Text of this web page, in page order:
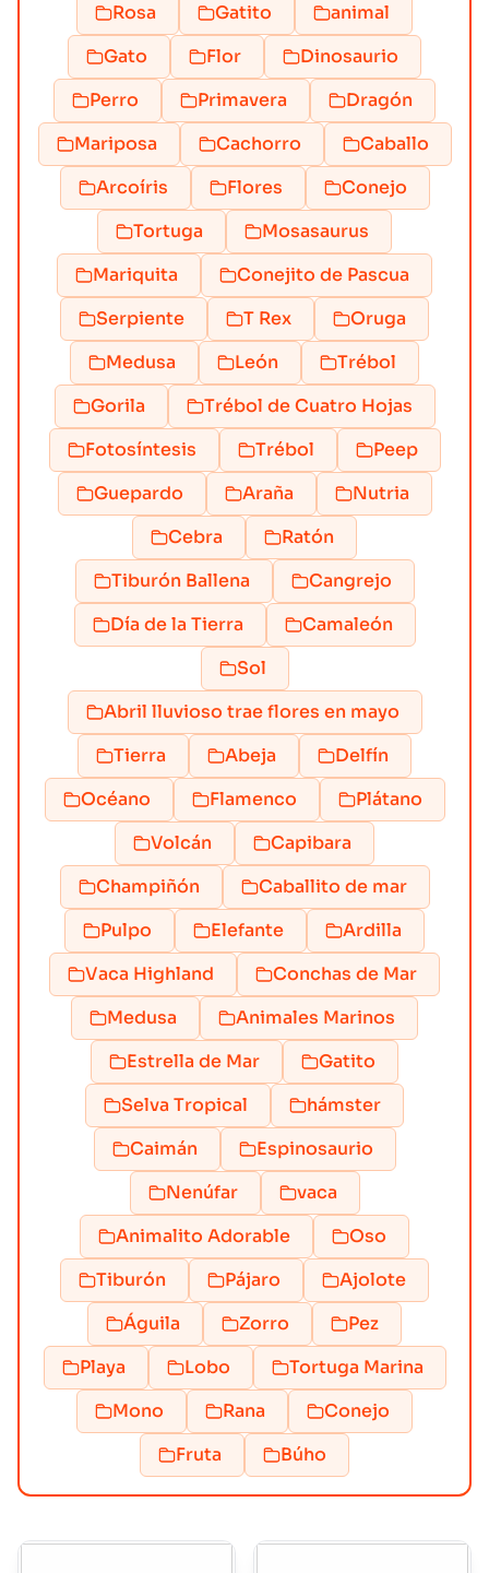
Rosa Gatito
animal
Gato
Flor
Dinosaurio
Perro
Primavera
Dragón
Mariposa
Cachorro
Caballo
Arcoíris
Flores
Conejo
Tortuga
Mosasaurus
Mariquita
Conejito de Pascua
Serpiente
T Rex
Oruga
Medusa
León
Trébol
Gorila
Trébol de Cuatro Hojas
Fotosíntesis
Trébol
Peep
Guepardo
Araña
Nutria
Cebra
Ratón
Tiburón Ballena
Cangrejo
Día de la Tierra
Camaleón
Sol
Abril lluvioso trae flores en mayo
Tierra
Abeja
Delfín
Océano
Flamenco
Plátano
Volcán
Capibara
Champiñón
Caballito de mar
Pulpo
Elefante
Ardilla
Vaca Highland
Conchas de Mar
Medusa
Animales Marinos
Estrella de Mar
Gatito
Selva Tropical
hámster
Caimán
Espinosaurio
Nenúfar
vaca
Animalito Adorable
Oso
Tiburón
Pájaro
Ajolote
Águila
Zorro
Pez
Playa
Lobo
Tortuga Marina
Mono
Rana
Conejo
Fruta
Búho